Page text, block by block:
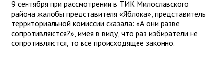
9 сентября при рассмотрении в ТИК Милославского
района жалобы представителя «Яблока», представитель
территориальной комиссии сказала: «А они разве
сопротивляются?», имея в виду, что раз избиратели не
сопротивляются, то все происходящее законно.